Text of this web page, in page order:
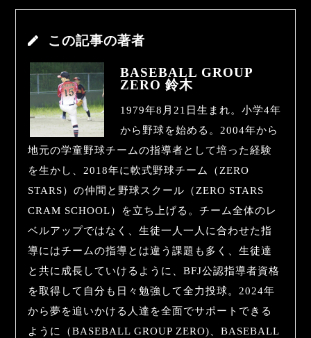
この記事の著者
BASEBALL GROUP
ZERO 鈴木
1979年8月21日生まれ。小学4年
から野球を始める。2004年から
地元の学童野球チームの指導者として培った経験
を生かし、2018年に軟式野球チーム（ZERO
STARS）の仲間と野球スクール（ZERO STARS
CRAM SCHOOL）を立ち上げる。チーム全体のレ
ベルアップではなく、生徒一人一人に合わせた指
導にはチームの指導とは違う課題も多く、生徒達
と共に成長していけるように、BFJ公認指導者資格
を取得して自分も日々勉強して全力投球。2024年
から夢を追いかける人達を全面でサポートできる
ように（BASEBALL GROUP ZERO)、BASEBALL